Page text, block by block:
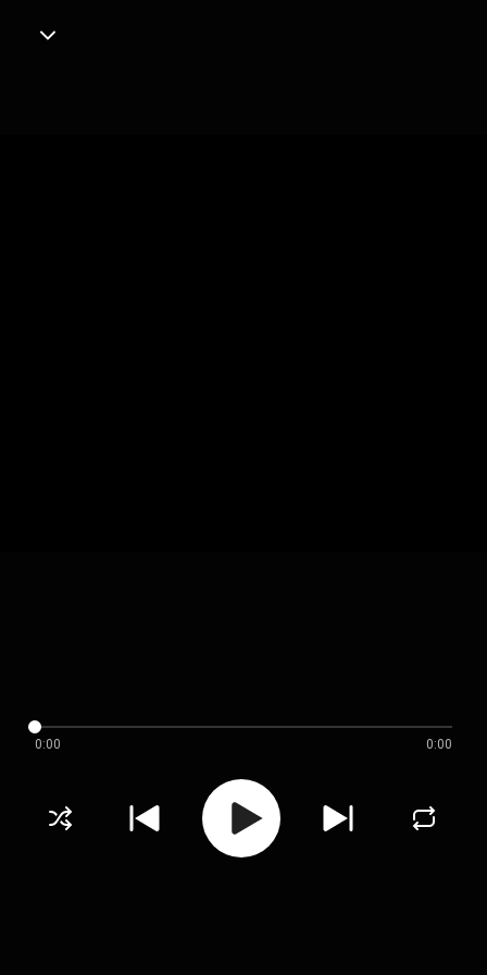
0:00 0:00